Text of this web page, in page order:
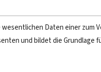
Daten einer zum
und bildet die Grundlage